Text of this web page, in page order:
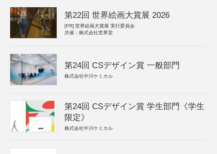
第22回 世界絵画大賞展 2026
[PR] 世界絵画大賞展 実行委員会
共催：株式会社世界堂
第24回 CSデザイン賞 一般部門
株式会社中川ケミカル
第24回 CSデザイン賞 学生部門《学生
限定》
株式会社中川ケミカル